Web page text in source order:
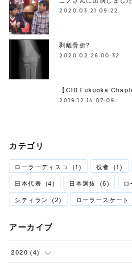
2020.03.21 09:22
剥離骨折?
2020.02.26 00:32
【CIB Fukuoka
2019.12.14 07:09
カテゴリ
ローラーディスコ (1) 役者 (1)
日本代表 (4) 日本選抜 (6)
シティラン
(2) ローラースケート
アーカイブ
2020 (4)